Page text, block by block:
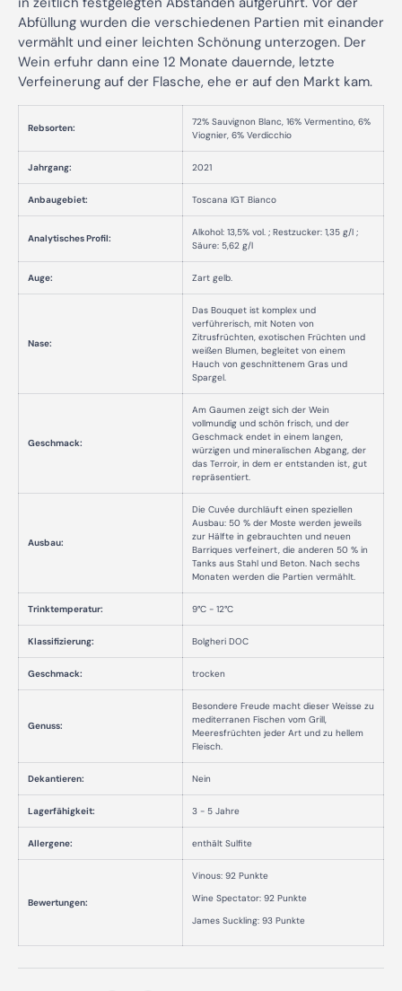
Abfüllung wurden die verschiedenen Partien mit einander
vermählt und einer leichten Schönung unterzogen. Der
Wein erfuhr dann eine 12 Monate dauernde, letzte
Verfeinerung auf der Flasche, ehe er auf den Markt kam.
Rebsorten:
72% Sauvignon Blanc, 16% Vermentino, 6%
Viognier, 6% Verdicchio
Jahrgang: 2021
Anbaugebiet: Toscana IGT Bianco
Analytisches Profil:
Alkohol: 13,5% vol. ; Restzucker: 1,35 g/l ;
Säure: 5,62 g/l
Auge: Zart gelb.
Nase:
Das Bouquet ist komplex und
verführerisch, mit Noten von
Zitrusfrüchten, exotischen Früchten und
weißen Blumen, begleitet von einem
Hauch von geschnittenem Gras und
Spargel.
Geschmack:
Am Gaumen zeigt sich der Wein
vollmundig und schön frisch, und der
Geschmack endet in einem langen,
würzigen und mineralischen Abgang, der
das Terroir, in dem er entstanden ist, gut
repräsentiert.
Ausbau:
Die Cuvée durchläuft einen speziellen
Ausbau: 50 % der Moste werden jeweils
zur Hälfte in gebrauchten und neuen
Barriques verfeinert, die anderen 50 % in
Tanks aus Stahl und Beton. Nach sechs
Monaten werden die Partien vermählt.
Trinktemperatur: 9°C - 12°C
Klassifizierung: Bolgheri DOC
Geschmack: trocken
Genuss:
Besondere Freude macht dieser Weisse zu
mediterranen Fischen vom Grill,
Meeresfrüchten jeder Art und zu hellem
Fleisch.
Dekantieren: Nein
Lagerfähigkeit: 3 - 5 Jahre
Allergene: enthält Sulfite
Bewertungen:
Vinous: 92 Punkte
Wine Spectator: 92 Punkte
James Suckling: 93 Punkte